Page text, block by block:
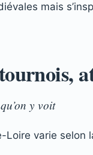
mais
y voit
Loire varie selon